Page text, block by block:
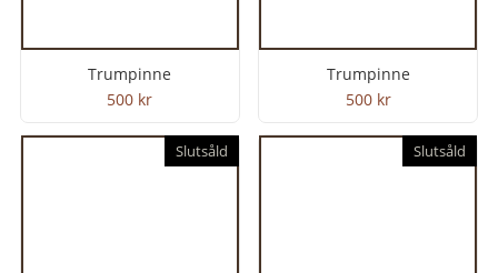
Trumpinne
500 kr
Trumpinne
500 kr
Slutsåld Slutsåld